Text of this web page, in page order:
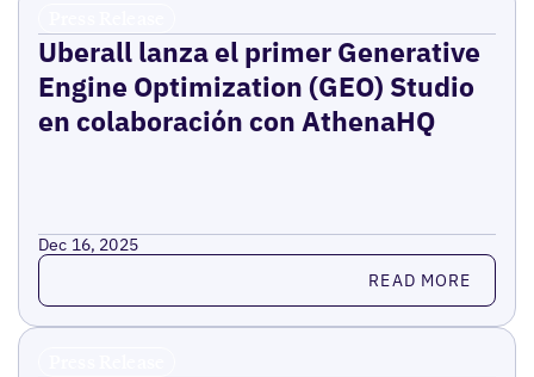
Uberall lanza el primer Generative
Engine Optimization (GEO) Studio
en colaboración con AthenaHQ
Dec 16, 2025
Read more READ MORE